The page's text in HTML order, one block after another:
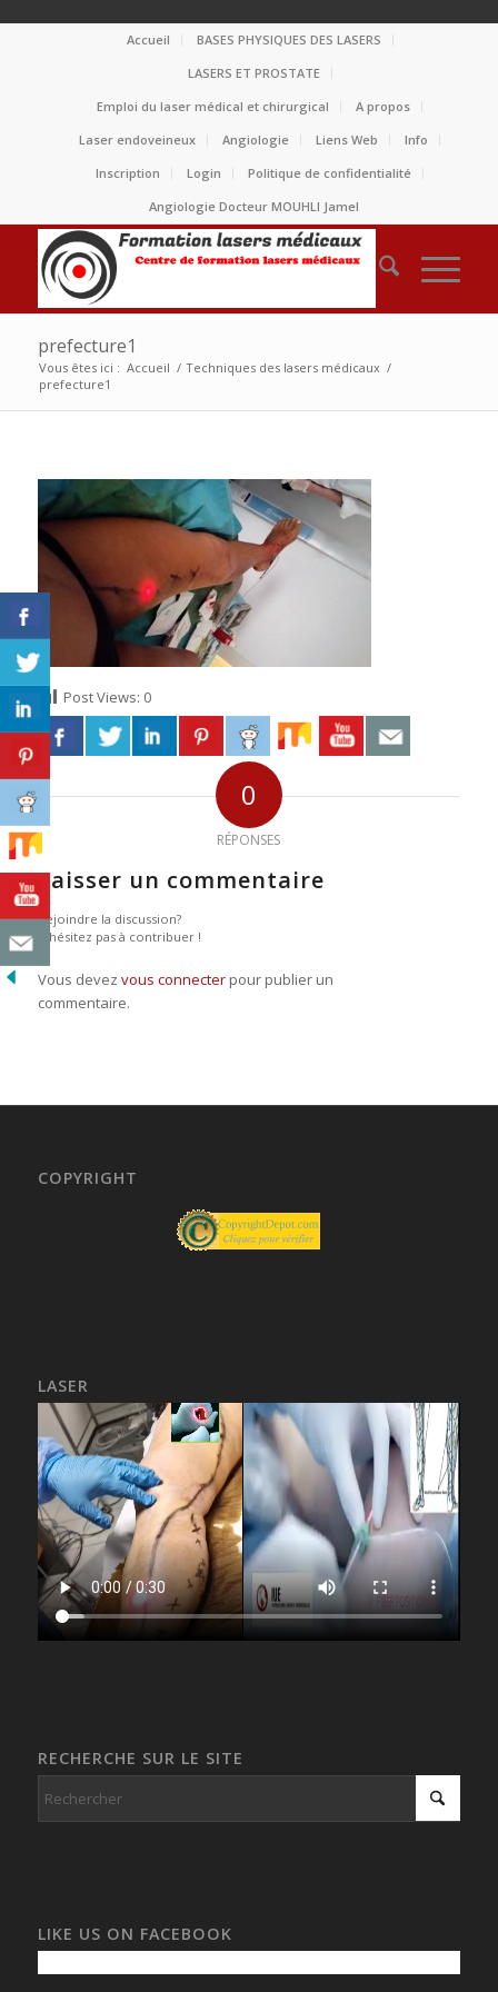
Accueil
BASES PHYSIQUES DES LASERS
LASERS ET PROSTATE
Emploi du laser médical et chirurgical
A propos
Laser endoveineux
Angiologie Liens Web
Info
Inscription
Login
Politique de confidentialité
Angiologie Docteur MOUHLI Jamel
prefecture1
Vous êtes ici : Accueil / Techniques des lasers médicaux /
prefecture1
Post Views: 0
0
RÉPONSES
Laisser un commentaire
Rejoindre la discussion?
N’hésitez pas à contribuer !
Vous devez vous connecterpour publier un
commentaire.
COPYRIGHT
LASER
RECHERCHE SUR LE SITE
LIKE US ON FACEBOOK